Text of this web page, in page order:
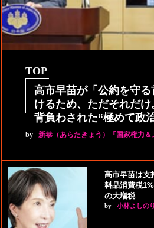
TOP
高市早苗が「公約を守
けるため、ただそれだ
背負わされた“極めて政
by 新恭（あらたきょう）『国家権力
高市早苗は支
料品消費税
の大増税
by 小林よしの